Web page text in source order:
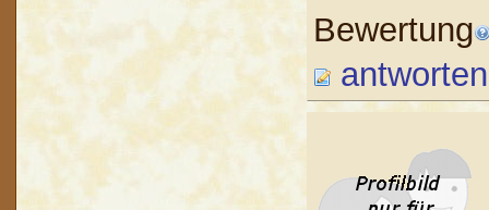
Bewertung
antworten